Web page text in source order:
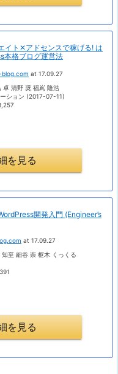
イト✕アドセンスで稼げる! は
本格ブログ運営法
at 17.09.27
卓 清野 奨 福嶌 隆浩
ション (2017-07-11)
を見る
開発入門 (Engineer’s
at 17.09.27
至 細谷 崇 枢木 くっくる
を見る